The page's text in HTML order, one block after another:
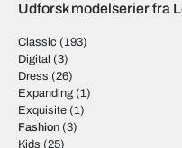
Udforsk modelserier fra
Classic (193)
Digital (3)
Dress (26)
Expanding (1)
Exquisite (1)
Fashion (3)
Kids (25)